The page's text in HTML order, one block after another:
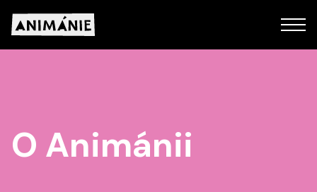
O Animánii